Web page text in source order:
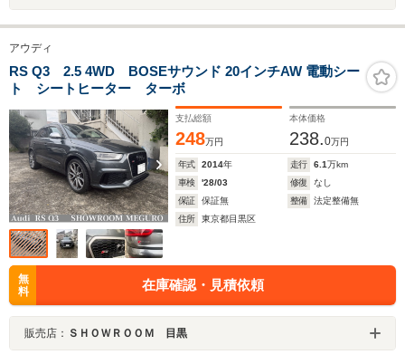
アウディ
RS Q3 2.5 4WD BOSEサウンド 20インチAW 電動シー
ト シートヒーター ターボ
支払総額
248万円
本体価格
238.0万円
年式 2014年 走行 6.1万km
車検
'28/03 修復
なし
保証
保証無 整備
法定整備無
住所
東京都目黒区
無
料
在庫確認・見積依頼
販売店： ＳＨＯＷＲＯＯＭ 目黒